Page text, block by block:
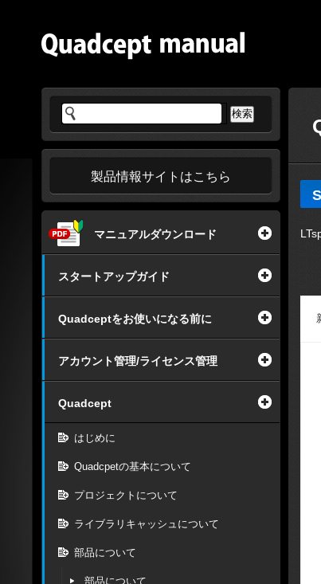
製品情報サイトはこちら
マニュアルダウンロード
スタートアップガイド
Quadceptをお使いになる前に
アカウント管理/ライセンス管理
Quadcept
はじめに
Quadcpetの基本について
プロジェクトについて
ライブラリキャッシュについて
部品について
部品について